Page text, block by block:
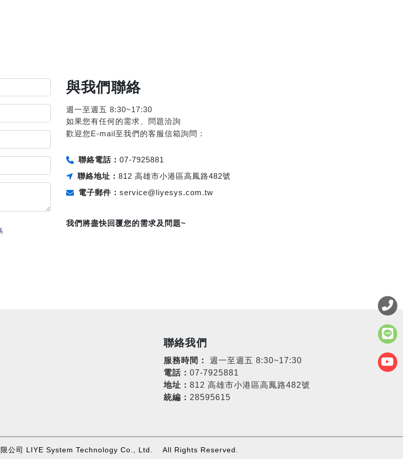
與我們聯絡
週一至週五 8:30~17:30
如果您有任何的需求、問題洽詢
歡迎您E-mail至我們的客服信箱詢問：
聯絡電話： 07-7925881
聯絡地址： 812 高雄市小港區高鳳路482號
電子郵件： service@liyesys.com.tw
我們將盡快回覆您的需求及問題~
聯絡我們
服務時間：
週一至週五 8:30~17:30
電話： 07-7925881
地址： 812 高雄市小港區高鳳路482號
統編： 28595615
公司 LIYE System Technology Co., Ltd. All Rights Reserved.